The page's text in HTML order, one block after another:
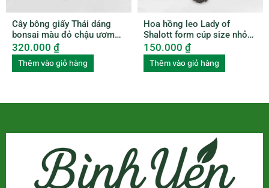
Cây bông giấy Thái dáng
bonsai màu đỏ chậu ươm
BGTL003
320.000 ₫
Thêm vào giỏ hàng
Hoa hồng leo Lady of
Shalott form cúp size nhỏ
ROSE009
150.000 ₫
Thêm vào giỏ hàng